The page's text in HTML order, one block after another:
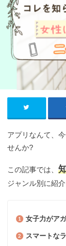
アプリなんて、
せんか?
この記事では、
ジャンル別に紹介
女子力がア
スマートな